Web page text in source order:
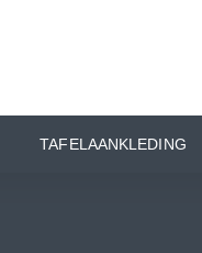
TAFELAANKLEDING